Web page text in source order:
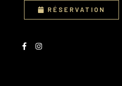
RÉSERVATION